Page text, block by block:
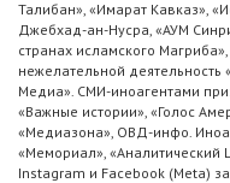
Талибан», «Имарат Кавказ»,
Джебхад-ан-Нусра, «АУМ
странах исламского
нежелательной деятельность
Медиа». СМИ-иноагентами
«Важные истории», «Голос
«Медиазона», ОВД-инфо.
«Мемориал», «Аналитический
Instagram и Facebook (Metа)